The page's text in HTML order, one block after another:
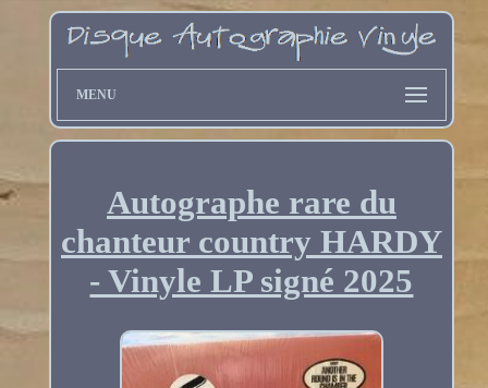
MENU
Autographe rare du
chanteur country HARDY
- Vinyle LP signé 2025